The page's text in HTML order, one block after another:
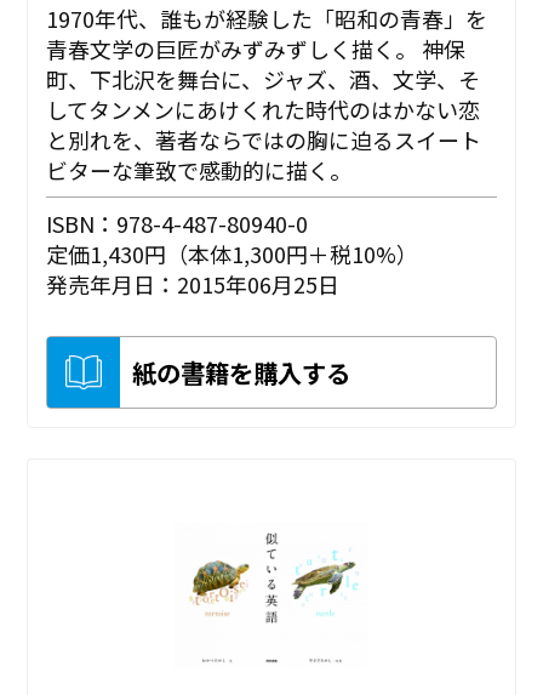
1970年代、誰もが経験した「昭和の青春」を
青春文学の巨匠がみずみずしく描く。 神保
町、下北沢を舞台に、ジャズ、酒、文学、そ
してタンメンにあけくれた時代のはかない恋
と別れを、著者ならではの胸に迫るスイート
ビターな筆致で感動的に描く。
ISBN：978-4-487-80940-0
定価1,430円（本体1,300円＋税10%）
発売年月日：2015年06月25日
紙の書籍を購入する